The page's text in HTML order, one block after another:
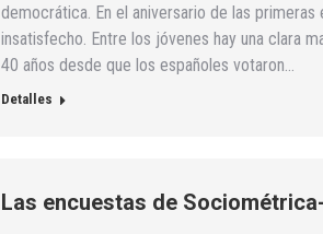
democrática. En el aniversario de las
insatisfecho. Entre los jóvenes hay una clara
40 años desde que los españoles votaron…
Detalles
Las encuestas de